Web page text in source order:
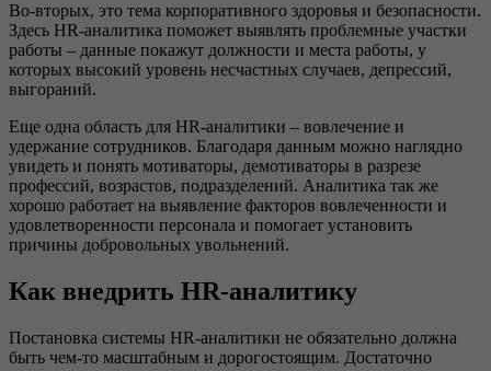
Во-вторых, это тема корпоративного здоровья и безопасности.
Здесь HR-аналитика поможет выявлять проблемные участки
работы – данные покажут должности и места работы, у
которых высокий уровень несчастных случаев, депрессий,
выгораний.
Еще одна область для HR-аналитики – вовлечение и
удержание сотрудников. Благодаря данным можно наглядно
увидеть и понять мотиваторы, демотиваторы в разрезе
профессий, возрастов, подразделений. Аналитика так же
хорошо работает на выявление факторов вовлеченности и
удовлетворенности персонала и помогает установить
причины добровольных увольнений.
Как внедрить HR-аналитику
Постановка системы HR-аналитики не обязательно должна
быть чем-то масштабным и дорогостоящим. Достаточно